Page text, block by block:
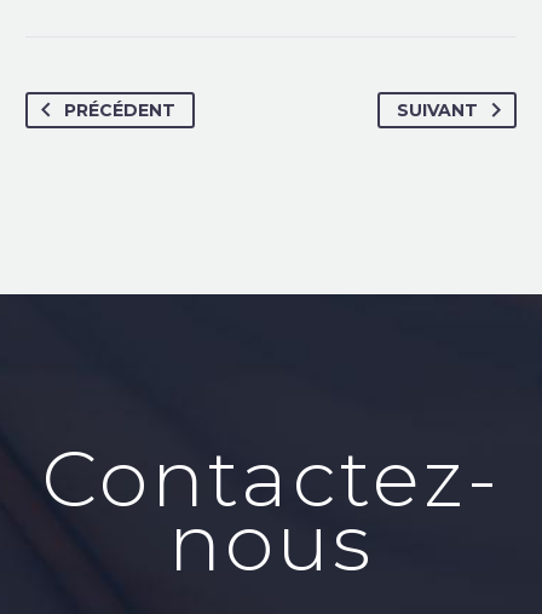
PRÉCÉDENT SUIVANT
Contactez-
nous